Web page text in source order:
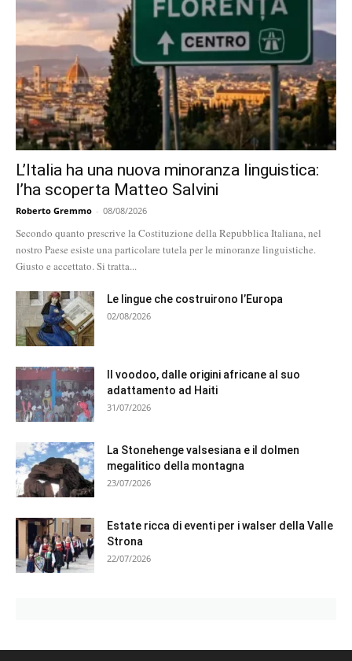
L’Italia ha una nuova minoranza linguistica:
l’ha scoperta Matteo Salvini
Roberto Gremmo - 08/08/2026
Secondo quanto prescrive la Costituzione della Repubblica Italiana, nel
nostro Paese esiste una particolare tutela per le minoranze linguistiche.
Giusto e accettato. Si tratta...
Le lingue che costruirono l’Europa
02/08/2026
Il voodoo, dalle origini africane al suo
adattamento ad Haiti
31/07/2026
La Stonehenge valsesiana e il dolmen
megalitico della montagna
23/07/2026
Estate ricca di eventi per i walser della Valle
Strona
22/07/2026